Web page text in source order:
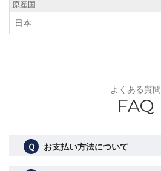
原産国
日本
よくある質問
FAQ
Ｑ お支払い方法について